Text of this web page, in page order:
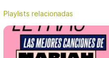
Playlists relacionadas